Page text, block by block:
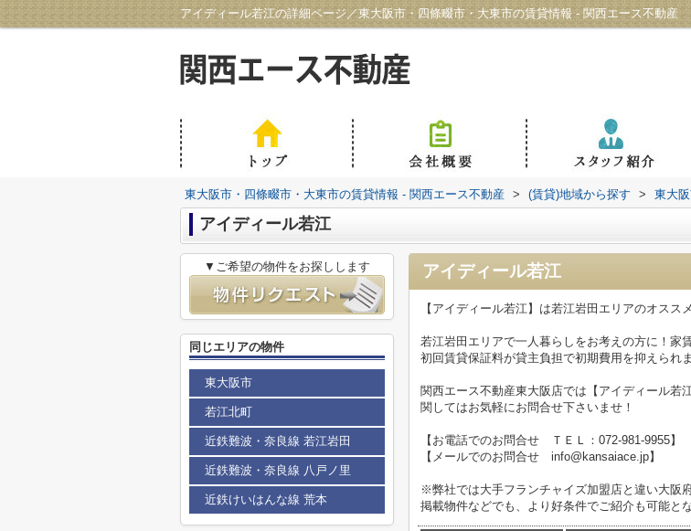
アイディール若江の詳細ページ／東大阪市・四條畷市・大東市の賃貸情報 - 関西エース不動産
東大阪市・四條畷市・大東市の賃貸情報 - 関西エース不動産 > (賃貸)地域から探す > 東大
アイディール若江
アイディール若江
【アイディール若江】は若江岩田エリアのオスス
若江岩田エリアで一人暮らしをお考えの方に！家
初回賃貸保証料が貸主負担で初期費用を抑えられ
関西エース不動産東大阪店では【アイディール若
関してはお気軽にお問合せ下さいませ！
【お電話でのお問合せ ＴＥＬ：072-981-9955】
【メールでのお問合せ info@kansaiace.jp】
※弊社では大手フランチャイズ加盟店と違い大阪
掲載物件などでも、より好条件でご紹介も可能と
▼ご希望の物件をお探しします
同じエリアの物件
東大阪市
若江北町
近鉄難波・奈良線 若江岩田
近鉄難波・奈良線 八戸ノ里
近鉄けいはんな線 荒本